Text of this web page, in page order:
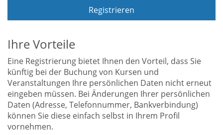
Registrieren
Ihre Vorteile
Eine Registrierung bietet Ihnen den Vorteil, dass Sie
künftig bei der Buchung von Kursen und
Veranstaltungen Ihre persönlichen Daten nicht erneut
eingeben müssen. Bei Änderungen Ihrer persönlichen
Daten (Adresse, Telefonnummer, Bankverbindung)
können Sie diese einfach selbst in Ihrem Profil
vornehmen.